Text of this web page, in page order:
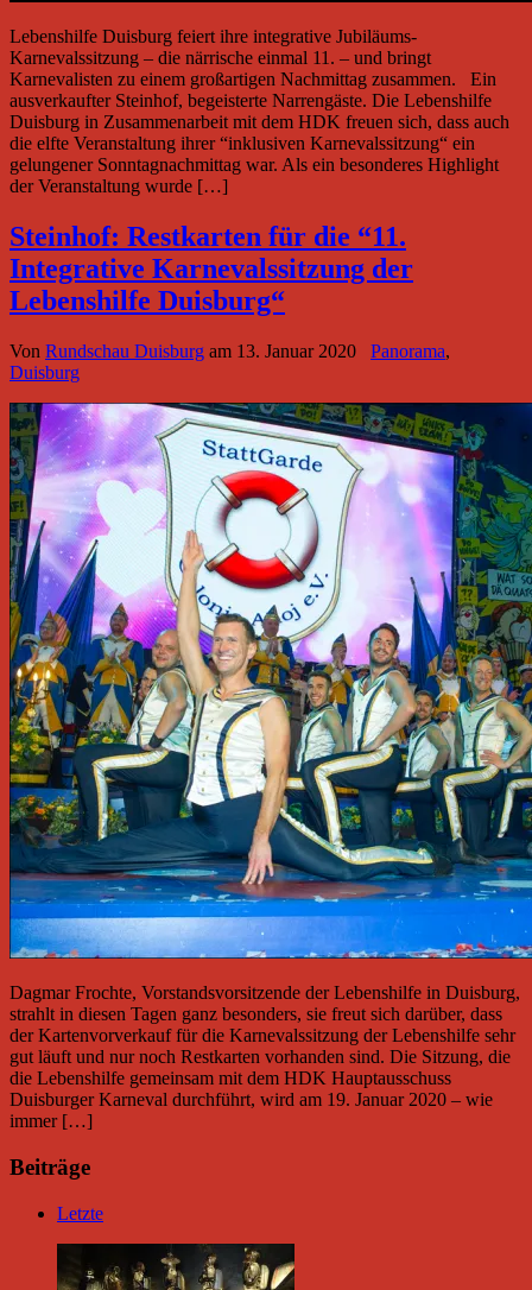
Lebenshilfe Duisburg feiert ihre integrative Jubiläums-
Karnevalssitzung – die närrische einmal 11. – und bringt
Karnevalisten zu einem großartigen Nachmittag zusammen. Ein
ausverkaufter Steinhof, begeisterte Narrengäste. Die Lebenshilfe
Duisburg in Zusammenarbeit mit dem HDK freuen sich, dass auch
die elfte Veranstaltung ihrer “inklusiven Karnevalssitzung“ ein
gelungener Sonntagnachmittag war. Als ein besonderes Highlight
der Veranstaltung wurde […]
Steinhof: Restkarten für die “11.
Integrative Karnevalssitzung der
Lebenshilfe Duisburg“
Von Rundschau Duisburg am 13. Januar 2020 Panorama,
Duisburg
Dagmar Frochte, Vorstandsvorsitzende der Lebenshilfe in Duisburg,
strahlt in diesen Tagen ganz besonders, sie freut sich darüber, dass
der Kartenvorverkauf für die Karnevalssitzung der Lebenshilfe sehr
gut läuft und nur noch Restkarten vorhanden sind. Die Sitzung, die
die Lebenshilfe gemeinsam mit dem HDK Hauptausschuss
Duisburger Karneval durchführt, wird am 19. Januar 2020 – wie
immer […]
Beiträge
Letzte